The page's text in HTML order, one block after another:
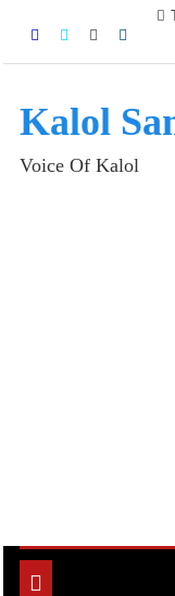
Kalol
Voice Of Kalol
Toggle